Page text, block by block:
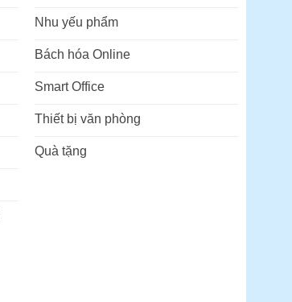
Nhu yếu phẩm
Bách hóa Online
Smart Office
Thiết bị văn phòng
Quà tặng